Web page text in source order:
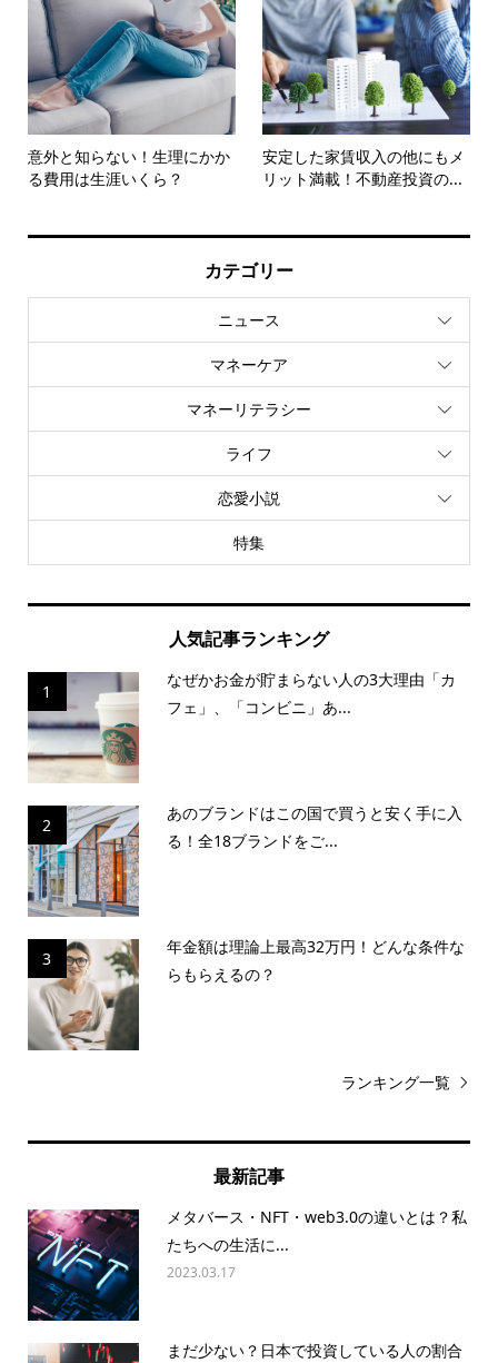
意外と知らない！生理にかか
る費用は生涯いくら？
安定した家賃収入の他にもメ
リット満載！不動産投資の...
カテゴリー
ニュース
マネーケア
マネーリテラシー
ライフ
恋愛小説
特集
人気記事ランキング
1
なぜかお金が貯まらない人の3大理由「カ
フェ」、「コンビニ」あ...
2
あのブランドはこの国で買うと安く手に入
る！全18ブランドをご...
3
年金額は理論上最高32万円！どんな条件な
らもらえるの？
ランキング一覧
最新記事
メタバース・NFT・web3.0の違いとは？私
たちへの生活に...
2023.03.17
まだ少ない？日本で投資している人の割合